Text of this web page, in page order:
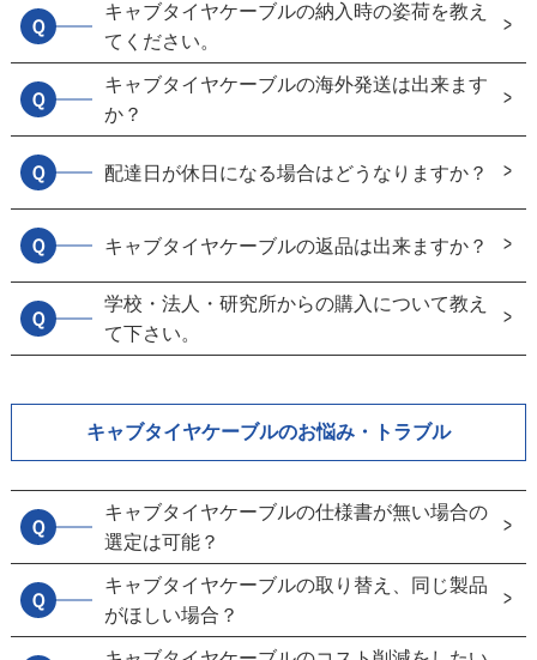
Ｑ
キャブタイヤケーブルの納入時の姿荷を教え
てください。
Ｑ
キャブタイヤケーブルの海外発送は出来ます
か？
Ｑ 配達日が休日になる場合はどうなりますか？
Ｑ キャブタイヤケーブルの返品は出来ますか？
Ｑ
学校・法人・研究所からの購入について教え
て下さい。
キャブタイヤケーブルのお悩み・トラブル
Ｑ
キャブタイヤケーブルの仕様書が無い場合の
選定は可能？
Ｑ
キャブタイヤケーブルの取り替え、同じ製品
がほしい場合？